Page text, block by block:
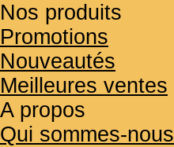
Nos produits
Promotions
Nouveautés
Meilleures ventes
A propos
Qui sommes-nous